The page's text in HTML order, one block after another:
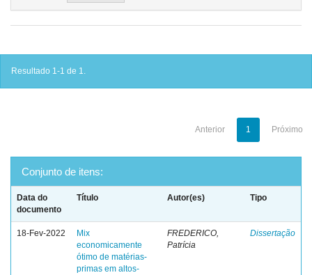
Resultado 1-1 de 1.
Anterior 1 Próximo
Conjunto de itens:
Data do
documento
Título Autor(es) Tipo
18-Fev-2022
Mix
economicamente
ótimo de matérias-
primas em altos-
FREDERICO,
Patrícia
Dissertação